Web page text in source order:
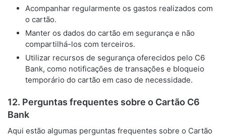
Acompanhar regularmente os gastos realizados com
o cartão.
Manter os dados do cartão em segurança e não
compartilhá-los com terceiros.
Utilizar recursos de segurança oferecidos pelo C6
Bank, como notificações de transações e bloqueio
temporário do cartão em caso de necessidade.
12. Perguntas frequentes sobre o Cartão C6
Bank
Aqui estão algumas perguntas frequentes sobre o Cartão